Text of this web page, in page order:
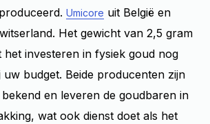
Umicore uit België en
Het gewicht van 2,5 gram
investeren in fysiek goud nog
uw budget. Beide producenten zijn
en leveren de goudbaren in
wat ook dienst doet als het